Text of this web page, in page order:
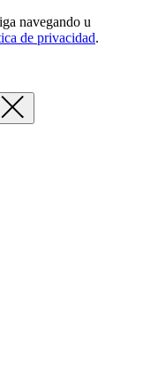
navegando u
de privacidad.